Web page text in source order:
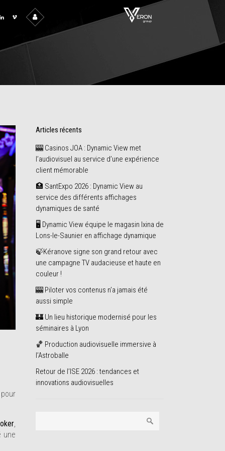
pour
une
Articles récents
🎰 Casinos JOA : Dynamic View met
l’audiovisuel au service d’une expérience
client mémorable
🏥 SantExpo 2026 : Dynamic View au
service des différents affichages
dynamiques de santé
🖥️ Dynamic View équipe le magasin Ixina de
Lons-le-Saunier en affichage dynamique
🍃Kéranove signe son grand retour avec
une campagne TV audacieuse et haute en
couleur !
🎰 Piloter vos contenus n’a jamais été
aussi simple
🏰 Un lieu historique modernisé pour les
séminaires à Lyon
🏀 Production audiovisuelle immersive à
l’Astroballe
Retour de l’ISE 2026 : tendances et
innovations audiovisuelles